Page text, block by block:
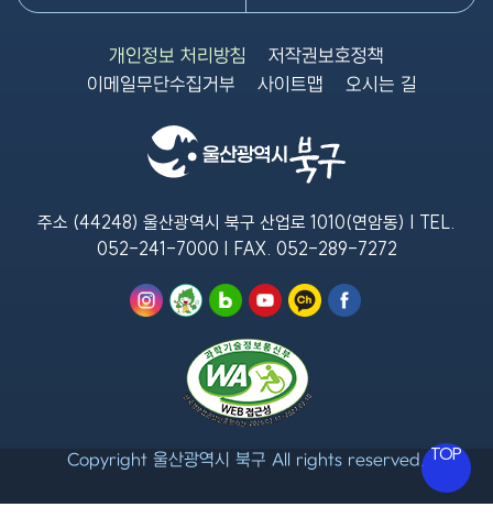
TOP
개인정보 처리방침
저작권보호정책
이메일무단수집거부
사이트맵 오시는 길
주소 (44248) 울산광역시 북구 산업로 1010(연암동) | TEL.
052-241-7000 | FAX. 052-289-7272
Copyright 울산광역시 북구 All rights reserved.